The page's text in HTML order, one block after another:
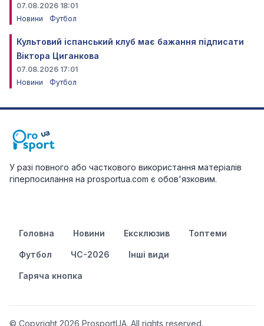
07.08.2026 18:01
Новини
Футбол
Культовий іспанський клуб має бажання підписати
Віктора Циганкова
07.08.2026 17:01
Новини
Футбол
У разі повного або часткового використання матеріалів
гіперпосилання на prosportua.com є обов'язковим.
Головна Новини Ексклюзив Топтеми
Футбол ЧС-2026 Інші види
Гаряча кнопка
© Copyright 2026 ProsportUA. All rights reserved.